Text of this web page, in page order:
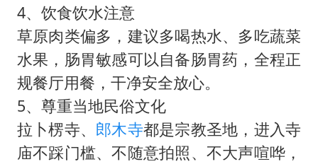
4、饮食饮水注意
草原肉类偏多，建议多喝热水、多吃蔬菜
水果，肠胃敏感可以自备肠胃药，全程正
规餐厅用餐，干净安全放心。
5、尊重当地民俗文化
拉卜楞寺、 郎木寺都是宗教圣地，进入寺
庙不踩门槛、不随意拍照、不大声喧哗，